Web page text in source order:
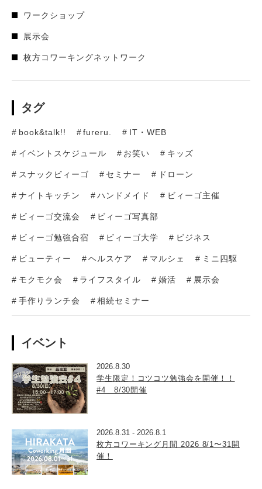
ワークショップ
展示会
枚方コワーキングネットワーク
タグ
book&talk!! fureru. IT・WEB
イベントスケジュール お笑い キッズ
スナックビィーゴ セミナー ドローン
ナイトキッチン ハンドメイド ビィーゴ主催
ビィーゴ交流会 ビィーゴ写真部
ビィーゴ勉強合宿 ビィーゴ大学 ビジネス
ビューティー ヘルスケア マルシェ ミニ四駆
モクモク会 ライフスタイル 婚活 展示会
手作りランチ会 相続セミナー
イベント
2026.8.30
学生限定！コツコツ勉強会を開催！！
#4 8/30開催
2026.8.31 - 2026.8.1
枚方コワーキング月間 2026 8/1〜31開
催！